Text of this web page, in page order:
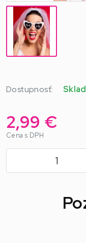
Dostupnosť:
2,99 €
Cena s DPH